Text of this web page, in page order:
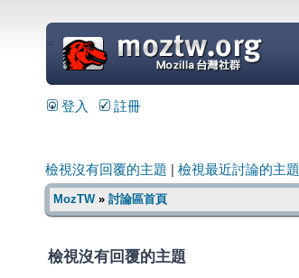
=
登入 註冊
檢視沒有回覆的主題 檢視最近討論的主題
MozTW» 討論區首頁
檢視沒有回覆的主題